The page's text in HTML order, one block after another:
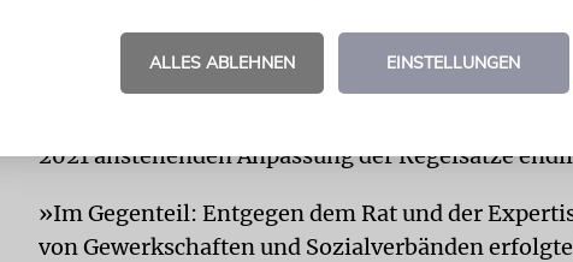
erfüllt. Stattdessen sind wir mitten in einem
wir nicht wissen, wie lange er nötig sein wird.«
2021 anstehenden Anpassung der Regelsätze
»Im Gegenteil: Entgegen dem Rat und der
von Gewerkschaften und Sozialverbänden
ALLES ABLEHNEN EINSTELLUNGEN